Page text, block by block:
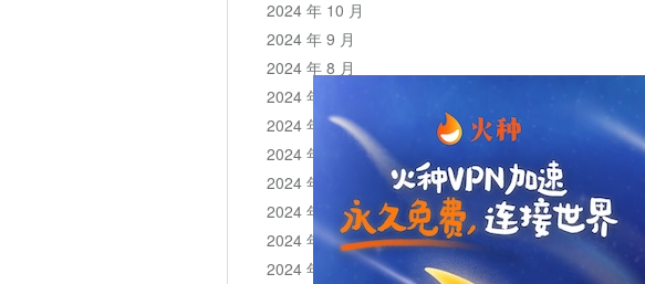
2024 年 10 月
2024 年 9 月
2024 年 8 月
2024 年 7 月
2024 年 6 月
2024 年 5 月
2024 年 4 月
2024 年 3 月
2024 年 2 月
2024 年 1 月